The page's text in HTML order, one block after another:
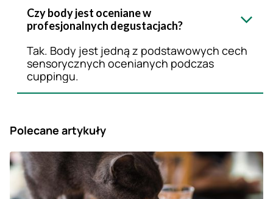
Czy body jest oceniane w
profesjonalnych degustacjach?
Tak. Body jest jedną z podstawowych cech
sensorycznych ocenianych podczas
cuppingu.
Polecane artykuły